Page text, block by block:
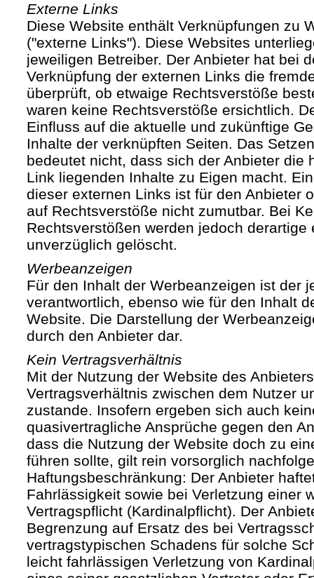
Externe Links
Diese Website enthält Verknüpfungen zu
("externe Links"). Diese Websites
jeweiligen Betreiber. Der Anbieter hat bei
Verknüpfung der externen Links die
überprüft, ob etwaige Rechtsverstöße
waren keine Rechtsverstöße ersichtlich.
Einfluss auf die aktuelle und zukünftige
Inhalte der verknüpften Seiten. Das
bedeutet nicht, dass sich der Anbieter die
Link liegenden Inhalte zu Eigen macht.
dieser externen Links ist für den Anbieter
auf Rechtsverstöße nicht zumutbar. Bei
Rechtsverstößen werden jedoch derartige
unverzüglich gelöscht.
Werbeanzeigen
Für den Inhalt der Werbeanzeigen ist der
verantwortlich, ebenso wie für den Inhalt
Website. Die Darstellung der
durch den Anbieter dar.
Kein Vertragsverhältnis
Mit der Nutzung der Website des
Vertragsverhältnis zwischen dem Nutzer
zustande. Insofern ergeben sich auch
quasivertragliche Ansprüche gegen den
dass die Nutzung der Website doch zu
führen sollte, gilt rein vorsorglich
Haftungsbeschränkung: Der Anbieter
Fahrlässigkeit sowie bei Verletzung einer
Vertragspflicht (Kardinalpflicht). Der
Begrenzung auf Ersatz des bei
vertragstypischen Schadens für solche
leicht fahrlässigen Verletzung von